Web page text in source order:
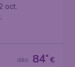
oct.
€
84*
dès